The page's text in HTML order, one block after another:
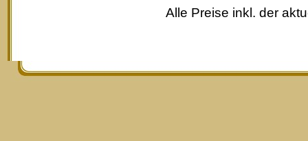
Alle Preise inkl. der